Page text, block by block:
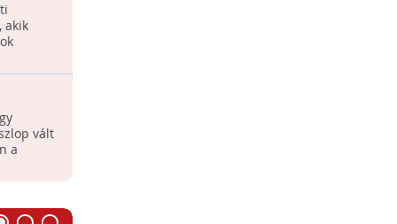
akik
vált
a